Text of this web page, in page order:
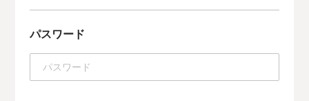
パスワード